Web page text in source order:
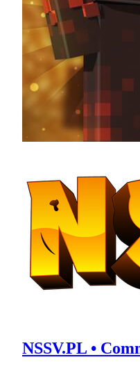
NSSV.PL •